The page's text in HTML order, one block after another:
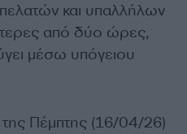
και υπαλλήλων
από δύο ώρες,
μέσω υπόγειου
της Πέμπτης (16/04/26)